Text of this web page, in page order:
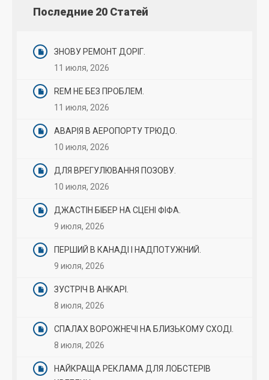
Последние 20 Статей
ЗНОВУ РЕМОНТ ДОРІГ.
11 июля, 2026
REM НЕ БЕЗ ПРОБЛЕМ.
11 июля, 2026
АВАРІЯ В АЕРОПОРТУ ТРЮДО.
10 июля, 2026
ДЛЯ ВРЕГУЛЮВАННЯ ПОЗОВУ.
10 июля, 2026
ДЖАСТІН БІБЕР НА СЦЕНІ ФІФА.
9 июля, 2026
ПЕРШИЙ В КАНАДІ І НАДПОТУЖНИЙ.
9 июля, 2026
ЗУСТРІЧ В АНКАРІ.
8 июля, 2026
СПАЛАХ ВОРОЖНЕЧІ НА БЛИЗЬКОМУ СХОДІ.
8 июля, 2026
НАЙКРАЩА РЕКЛАМА ДЛЯ ЛОБСТЕРІВ